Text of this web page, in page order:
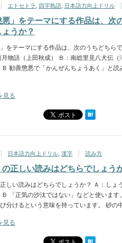
エトセトラ 四字熟語 日本語力向上ドリル
悪」をテーマにする作品は、次
うか？
」をテーマにする作品は、次のうちどちら
物語（上田秋成） Ｂ：南総里見八犬伝（
勧善懲悪で「かんぜんちょうあく」と読
見る
日本語力向上ドリル 漢字 読み方
の正しい読みはどちらでしょう
正しい読みはどちらでしょうか？ Ａ：しょ
Ｂ 「正気の沙汰ではない」などと使います
分けるという意味を持っています。 砂の
見る